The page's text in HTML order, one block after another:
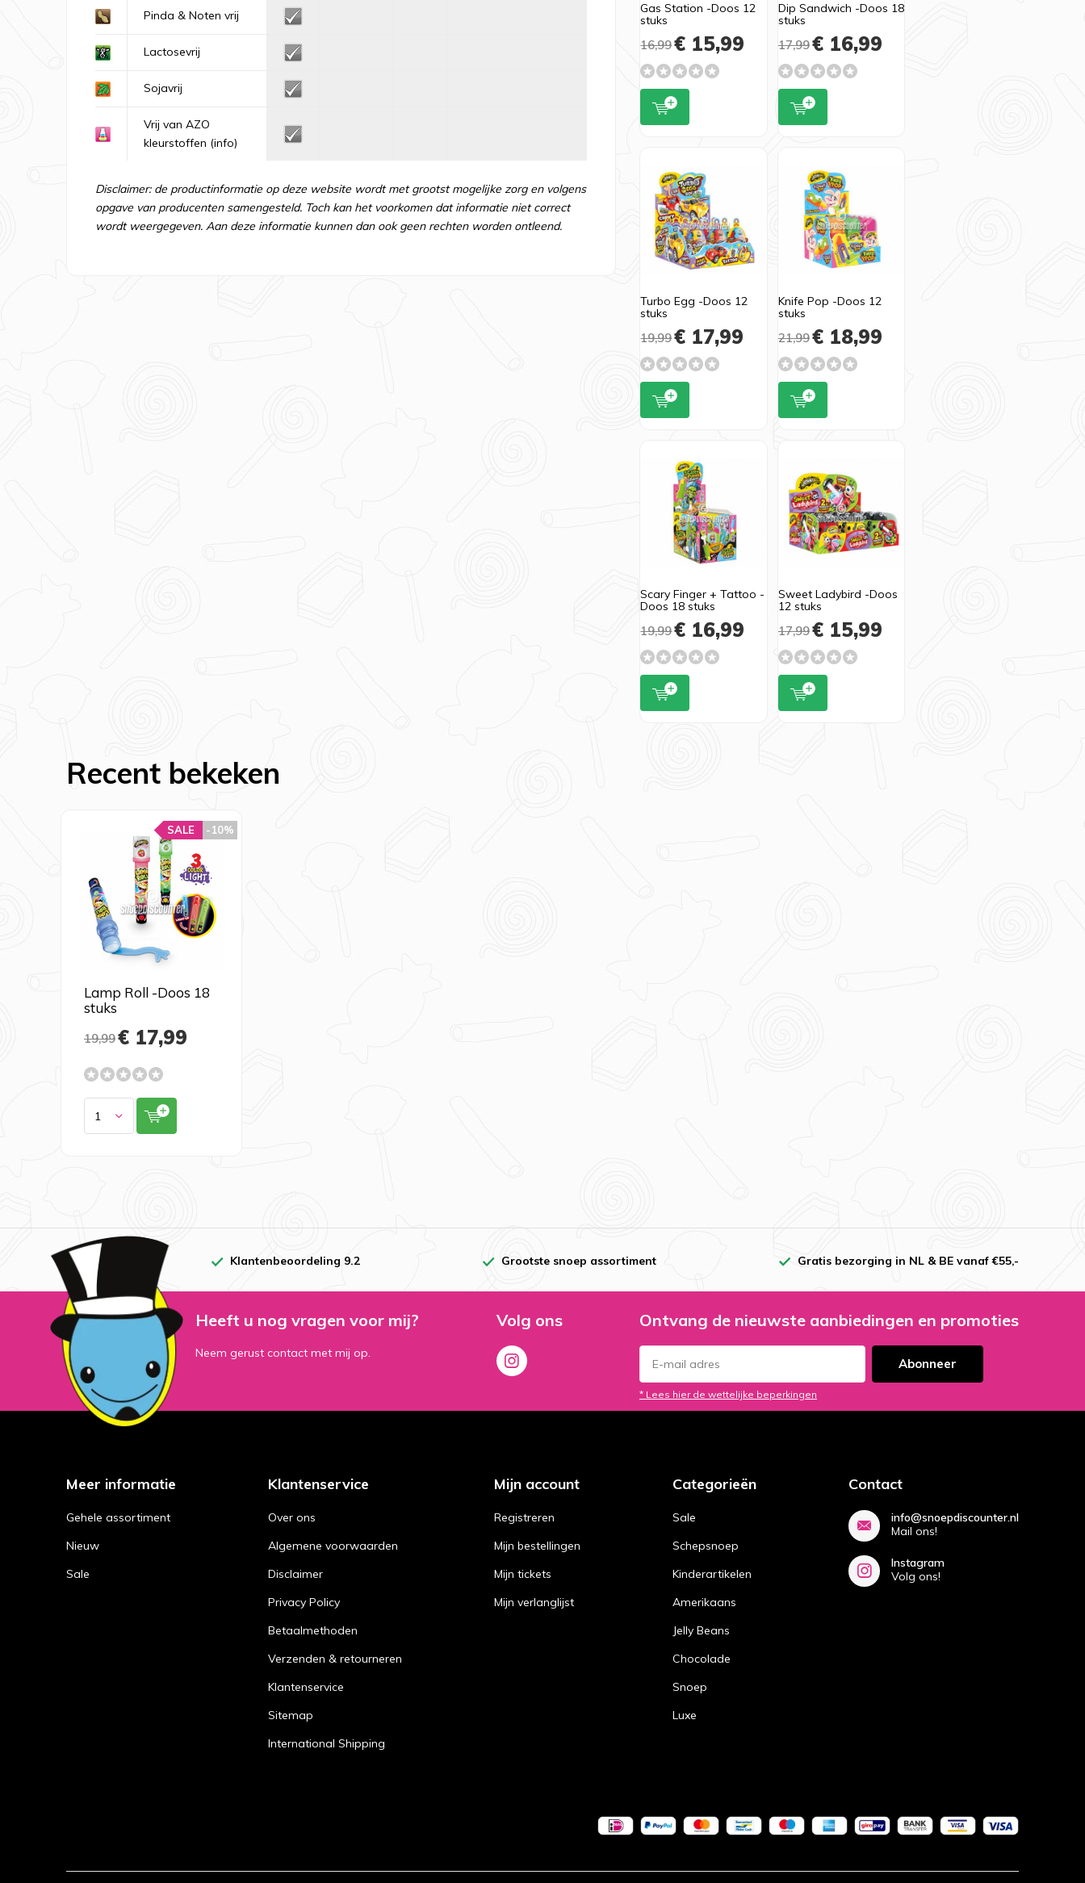
Pinda & Noten vrij
Lactosevrij
Sojavrij
Vrij van AZO
kleurstoffen (info)
Disclaimer: de productinformatie op deze website wordt met grootst mogelijke zorg en volgens
opgave van producenten samengesteld. Toch kan het voorkomen dat informatie niet correct
wordt weergegeven. Aan deze informatie kunnen dan ook geen rechten worden ontleend.
Gas Station -Doos 12
stuks
16,99€ 15,99
Dip Sandwich -Doos 18
stuks
17,99€ 16,99
Turbo Egg -Doos 12
stuks
19,99€ 17,99
Knife Pop -Doos 12
stuks
21,99€ 18,99
Scary Finger + Tattoo -
Doos 18 stuks
19,99€ 16,99
Sweet Ladybird -Doos
12 stuks
17,99€ 15,99
Recent bekeken
Lamp Roll -Doos 18
stuks
-10%
SALE
19,99€ 17,99
Klantenbeoordeling 9.2 Grootste snoep assortiment Gratis bezorging in NL & BE vanaf €55,-
Heeft u nog vragen voor mij?
Neem gerust contact met mij op.
Volg ons Ontvang de nieuwste aanbiedingen en promoties
Abonneer
* Lees hier de wettelijke beperkingen
Meer informatie
Gehele assortiment
Nieuw
Sale
Klantenservice
Over ons
Algemene voorwaarden
Disclaimer
Privacy Policy
Betaalmethoden
Verzenden & retourneren
Klantenservice
Sitemap
International Shipping
Mijn account
Registreren
Mijn bestellingen
Mijn tickets
Mijn verlanglijst
Categorieën
Sale
Schepsnoep
Kinderartikelen
Amerikaans
Jelly Beans
Chocolade
Snoep
Luxe
Contact
info@snoepdiscounter.nl
Mail ons!
Instagram
Volg ons!